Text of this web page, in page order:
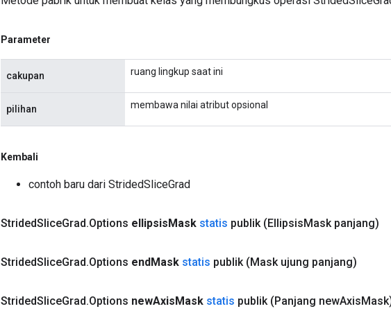
Parameter
cakupan ruang lingkup saat ini
pilihan membawa nilai atribut opsional
Kembali
contoh baru dari StridedSliceGrad
StridedSliceGrad.Options ellipsisMask statis publik (EllipsisMask panjang)
StridedSliceGrad.Options endMask statis publik (Mask ujung panjang)
StridedSliceGrad.Options newAxisMask statis publik (Panjang newAxis